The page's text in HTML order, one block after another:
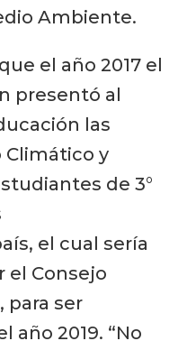
Ambiente.
el año 2017 el
presentó al
las
Climático y
de 3°
el cual sería
el Consejo
para ser
2019. “No